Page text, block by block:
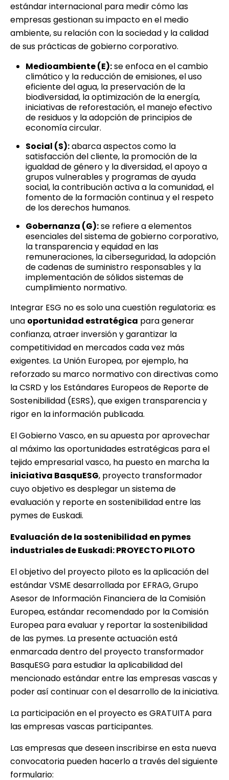
estándar internacional para medir cómo las
empresas gestionan su impacto en el medio
ambiente, su relación con la sociedad y la calidad
de sus prácticas de gobierno corporativo.
Medioambiente (E):se enfoca en el cambio
climático y la reducción de emisiones, el uso
eficiente del agua, la preservación de la
biodiversidad, la optimización de la energía,
iniciativas de reforestación, el manejo efectivo
de residuos y la adopción de principios de
economía circular.
Social (S):abarca aspectos como la
satisfacción del cliente, la promoción de la
igualdad de género y la diversidad, el apoyo a
grupos vulnerables y programas de ayuda
social, la contribución activa a la comunidad, el
fomento de la formación continua y el respeto
de los derechos humanos.
Gobernanza (G):se refiere a elementos
esenciales del sistema de gobierno corporativo,
la transparencia y equidad en las
remuneraciones, la ciberseguridad, la adopción
de cadenas de suministro responsables y la
implementación de sólidos sistemas de
cumplimiento normativo.
Integrar ESG no es solo una cuestión regulatoria: es
una oportunidad estratégica para generar
confianza, atraer inversión y garantizar la
competitividad en mercados cada vez más
exigentes. La Unión Europea, por ejemplo, ha
reforzado su marco normativo con directivas como
la CSRD y los Estándares Europeos de Reporte de
Sostenibilidad (ESRS), que exigen transparencia y
rigor en la información publicada.
El Gobierno Vasco, en su apuesta por aprovechar
al máximo las oportunidades estratégicas para el
tejido empresarial vasco, ha puesto en marcha la
iniciativa BasquESG, proyecto transformador
cuyo objetivo es desplegar un sistema de
evaluación y reporte en sostenibilidad entre las
pymes de Euskadi.
Evaluación de la sostenibilidad en pymes
industriales de Euskadi: PROYECTO PILOTO
El objetivo del proyecto piloto es la aplicación del
estándar VSME desarrollada por EFRAG, Grupo
Asesor de Información Financiera de la Comisión
Europea, estándar recomendado por la Comisión
Europea para evaluar y reportar la sostenibilidad
de las pymes. La presente actuación está
enmarcada dentro del proyecto transformador
BasquESG para estudiar la aplicabilidad del
mencionado estándar entre las empresas vascas y
poder así continuar con el desarrollo de la iniciativa.
La participación en el proyecto es GRATUITA para
las empresas vascas participantes.
Las empresas que deseen inscribirse en esta nueva
convocatoria pueden hacerlo a través del siguiente
formulario: